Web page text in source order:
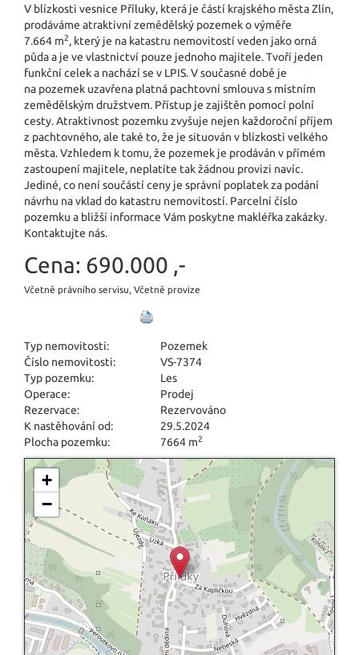
V blízkosti vesnice Příluky, která je částí krajského města Zlín,
prodáváme atraktivní zemědělský pozemek o výměře
7.664 m2, který je na katastru nemovitostí veden jako orná
půda a je ve vlastnictví pouze jednoho majitele. Tvoří jeden
funkční celek a nachází se v LPIS. V současné době je
na pozemek uzavřena platná pachtovní smlouva s místním
zemědělským družstvem. Přístup je zajištěn pomocí polní
cesty. Atraktivnost pozemku zvyšuje nejen každoroční příjem
z pachtovného, ale také to, že je situován v blízkosti velkého
města. Vzhledem k tomu, že pozemek je prodáván v přímém
zastoupení majitele, neplatíte tak žádnou provizi navíc.
Jediné, co není součástí ceny je správní poplatek za podání
návrhu na vklad do katastru nemovitostí. Parcelní číslo
pozemku a bližší informace Vám poskytne makléřka zakázky.
Kontaktujte nás.
Cena: 690.000 ,-
Včetně právního servisu, Včetně provize
Typ nemovitosti:
Pozemek
Číslo nemovitosti:
VS-7374
Typ pozemku:
Les
Operace:
Prodej
Rezervace:
Rezervováno
K nastěhování od:
29.5.2024
Plocha pozemku:
7664 m2
+
−